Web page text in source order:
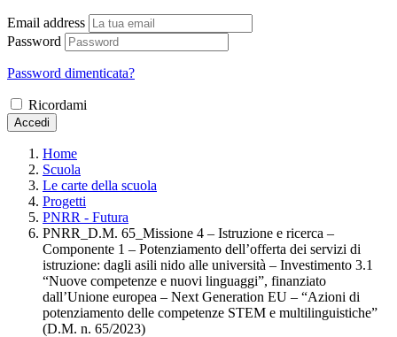
Email address
Password
Password dimenticata?
Ricordami
Accedi
Home
Scuola
Le carte della scuola
Progetti
PNRR - Futura
PNRR_D.M. 65_Missione 4 – Istruzione e ricerca –
Componente 1 – Potenziamento dell’offerta dei servizi di
istruzione: dagli asili nido alle università – Investimento 3.1
“Nuove competenze e nuovi linguaggi”, finanziato
dall’Unione europea – Next Generation EU – “Azioni di
potenziamento delle competenze STEM e multilinguistiche”
(D.M. n. 65/2023)